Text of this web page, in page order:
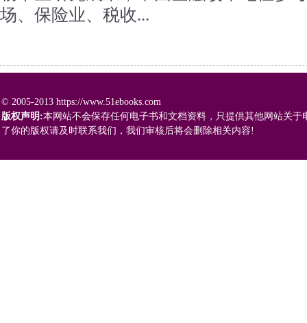
场、保险业、税收...
© 2005-2013 https://www.51ebooks.com
版权声明:本网站不会保存任何电子书和文档资料，只提供其他网站关
了你的版权请及时联系我们，我们审核后将会删除相关内容!